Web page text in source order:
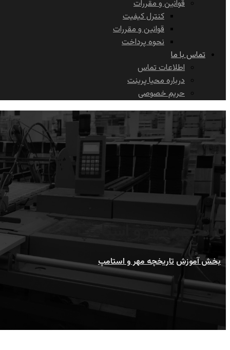
قوانین و مقررات
کنترل کیفیت
قوانین و مقررات
نحوه پرداخت
تماس با ما
اطلاعات تماس
درباره محیا پرینت
حریم خصوصی
تاریخچه مهر و استامپ
بخش آموزش تاریخچه مهر و استامپ